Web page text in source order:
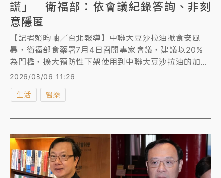
謊」 衛福部：依會議紀錄答詢、非刻
意隱匿
【記者賴昀岫／台北報導】中聯大豆沙拉油掀食安風
暴，衛福部食藥署7月4日召開專家會議，建議以20%
為門檻，擴大預防性下架使用到中聯大豆沙拉油的加工
品。主持會議的食藥署長姜至剛證實中聯全程列席，形
同打臉衛福部長石崇良日前在答詢時說，中聯僅參與上
半場，遭藍委砲轟「公然說謊」，衛福部今（8/6）說
導，未來將更審慎說明。
2026/08/06 11:26
生活 醫藥